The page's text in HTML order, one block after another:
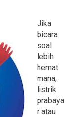
Jika
bicara
soal
lebih
hemat
mana,
listrik
prabaya
r atau